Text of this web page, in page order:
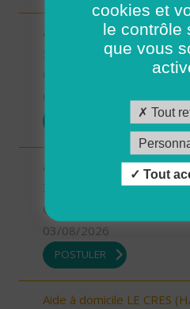
Aide à domicile LUNEL (H/
34 - Hérault
Auxiliaire de vie LE CRES
CDI
03/08/2026
POSTULER
Aide à domicile LE CRES
cookies et
le contrôle
que vous
Tout
Tout